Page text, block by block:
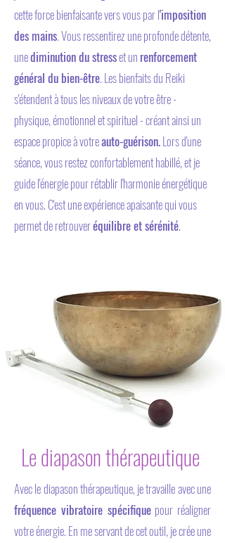
cette force bienfaisante vers vous par l'imposition
des mains.Vous ressentirez une profonde détente,
unediminution du stresset un renforcement
général du bien-être. Les bienfaits du Reiki
s'étendent à tous les niveaux de votre être -
physique, émotionnel et spirituel - créant ainsi un
espace propice à votreauto-guérison.Lors d'une
séance, vous restez confortablement habillé, et je
guide l'énergie pour rétablir l'harmonie énergétique
en vous. C'est une expérience apaisante qui vous
permet de retrouveréquilibre et sérénité.
Le diapason thérapeutique
Avec le diapason thérapeutique, je travaille avec une
fréquence vibratoire spécifiquepour réaligner
votre énergie. En me servant de cet outil, je crée une